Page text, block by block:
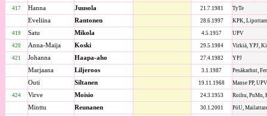
417 Hanna Juusola 21.7.1981 TyTe
Eveliina Rantonen 28.6.1997 KPK,
419 Satu Mikola 4.5.1957 UPV
420 Anna-Maija Koski 29.5.1984 Virkiä, YPJ,
421 Johanna Haapa-aho 27.4.1982 YPJ
Marjaana Liljeroos 3.1.1987 Pesäkarhut,
Outi Siltanen 19.11.1968 Manse PP, UPV
424 Virve Moisio 24.3.1953 Roihu, PuMu,
Minttu Reunanen 30.1.2001 PöU,